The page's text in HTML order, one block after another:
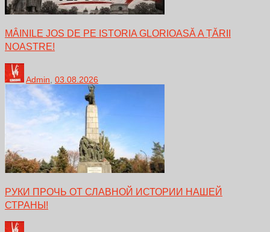
MÂINILE JOS DE PE ISTORIA GLORIOASĂ A ȚĂRII
NOASTRE!
Admin 03.08.2026
РУКИ ПРОЧЬ ОТ СЛАВНОЙ ИСТОРИИ НАШЕЙ
СТРАНЫ!